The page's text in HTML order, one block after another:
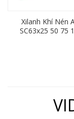
Xilanh Khí Nén
SC63x25 50 75